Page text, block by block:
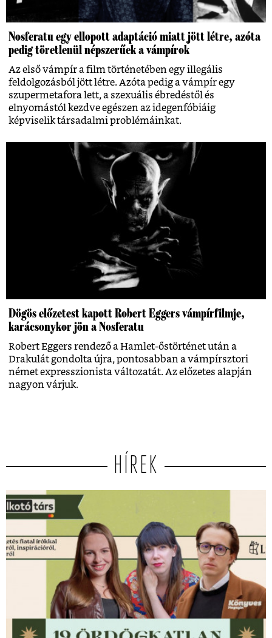
Nosferatu egy ellopott adaptáció miatt jött létre, azóta
pedig töretlenül népszerűek a vámpírok
Az első vámpír a film történetében egy illegális
feldolgozásból jött létre. Azóta pedig a vámpír egy
szupermetafora lett, a szexuális ébredéstől és
elnyomástól kezdve egészen az idegenfóbiáig
képviselik társadalmi problémáinkat.
Dögös előzetest kapott Robert Eggers vámpírfilmje,
karácsonykor jön a Nosferatu
Robert Eggers rendező a Hamlet-őstörténet után a
Drakulát gondolta újra, pontosabban a vámpírsztori
német expresszionista változatát. Az előzetes alapján
nagyon várjuk.
HÍREK